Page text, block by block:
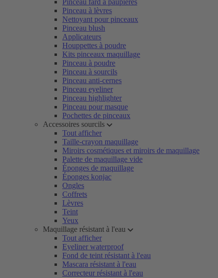
Pinceau fard à paupières
Pinceau à lèvres
Nettoyant pour pinceaux
Pinceau blush
Applicateurs
Houppettes à poudre
Kits pinceaux maquillage
Pinceau à poudre
Pinceau à sourcils
Pinceau anti-cernes
Pinceau eyeliner
Pinceau highlighter
Pinceau pour masque
Pochettes de pinceaux
Accessoires sourcils
Tout afficher
Taille-crayon maquillage
Miroirs cosmétiques et miroirs de maquillage
Palette de maquillage vide
Éponges de maquillage
Éponges konjac
Ongles
Coffrets
Lèvres
Teint
Yeux
Maquillage résistant à l'eau
Tout afficher
Eyeliner waterproof
Fond de teint résistant à l'eau
Mascara résistant à l'eau
Correcteur résistant à l'eau